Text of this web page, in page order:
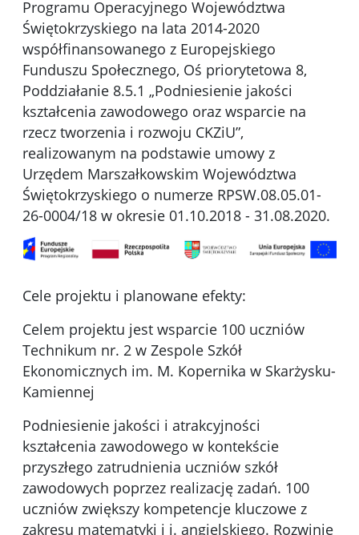
Programu Operacyjnego Województwa
Świętokrzyskiego na lata 2014-2020
współfinansowanego z Europejskiego
Funduszu Społecznego, Oś priorytetowa 8,
Poddziałanie 8.5.1 „Podniesienie jakości
kształcenia zawodowego oraz wsparcie na
rzecz tworzenia i rozwoju CKZiU”,
realizowanym na podstawie umowy z
Urzędem Marszałkowskim Województwa
Świętokrzyskiego o numerze RPSW.08.05.01-
26-0004/18 w okresie 01.10.2018 - 31.08.2020.
Cele projektu i planowane efekty:
Celem projektu jest wsparcie 100 uczniów
Technikum nr. 2 w Zespole Szkół
Ekonomicznych im. M. Kopernika w Skarżysku-
Kamiennej
Podniesienie jakości i atrakcyjności
kształcenia zawodowego w kontekście
przyszłego zatrudnienia uczniów szkół
zawodowych poprzez realizację zadań. 100
uczniów zwiększy kompetencje kluczowe z
zakresu matematyki i j. angielskiego. Rozwinie